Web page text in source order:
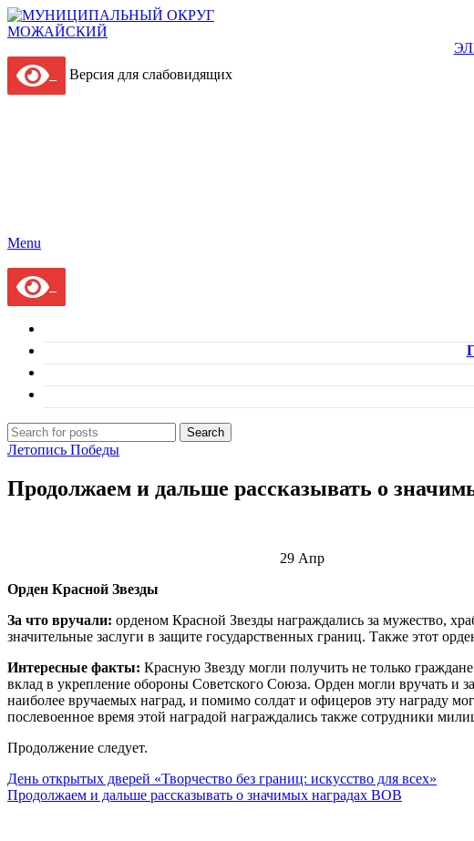
Версия для слабовидящих
Menu
Search
Летопись Победы
Продолжаем и дальше рассказывать о
29 Апр
Орден Красной Звезды
За что вручали: орденом Красной Звезды награждались за мужество,
значительные заслуги в защите государственных границ. Также этот
Интересные факты: Красную Звезду могли получить не только
вклад в укрепление обороны Советского Союза. Орден могли вручать и
наиболее вручаемых наград, и помимо солдат и офицеров эту награду
послевоенное время этой наградой награждались также сотрудники
Продолжение следует.
День открытых дверей «Творчество без границ: искусство для всех»
Продолжаем и дальше рассказывать о значимых наградах ВОВ